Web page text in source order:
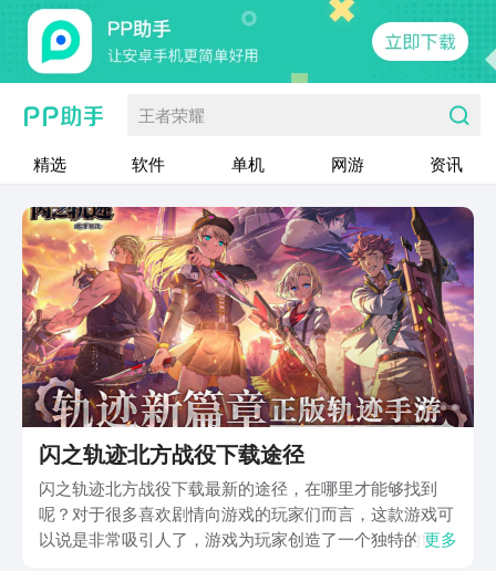
王者荣耀
精选 软件 单机 网游 资讯
闪之轨迹北方战役下载途径
闪之轨迹北方战役下载最新的途径，在哪里才能够找到
呢？对于很多喜欢剧情向游戏的玩家们而言，这款游戏可
以说是非常吸引人了，游戏为玩家创造了一个独特的世界
更多